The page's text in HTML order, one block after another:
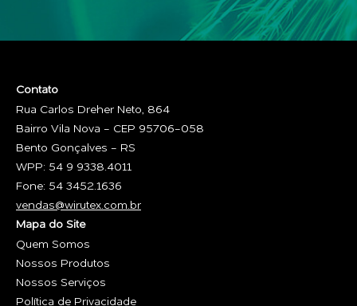
Contato
Rua Carlos Dreher Neto, 864
Bairro Vila Nova - CEP 95706-058
Bento Gonçalves - RS
WPP: 54 9 9338.4011
Fone: 54 3452.1636
vendas@wirutex.com.br
Mapa do Site
Quem Somos
Nossos Produtos
Nossos Serviços
Política de Privacidade